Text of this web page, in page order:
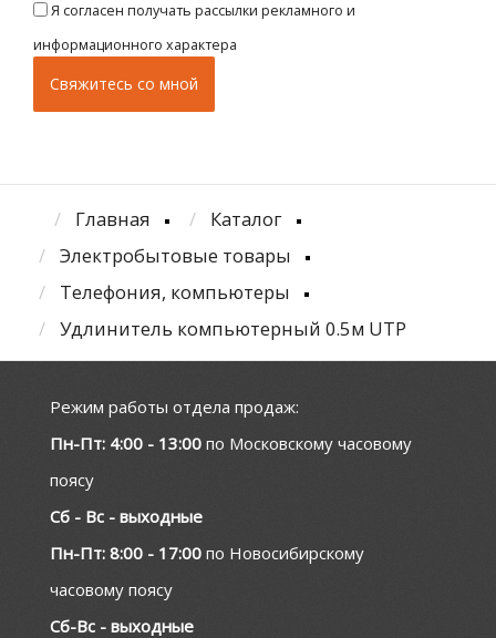
Я согласен получать рассылки рекламного и
информационного характера
Главная
Каталог
Электробытовые товары
Телефония, компьютеры
Удлинитель компьютерный 0.5м UTP
Режим работы отдела продаж:
Пн-Пт: 4:00 - 13:00 по Московскому часовому
поясу
Сб - Вс - выходные
Пн-Пт: 8:00 - 17:00 по Новосибирскому
часовому поясу
Сб-Вс - выходные